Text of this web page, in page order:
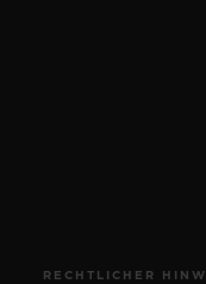
RECHTLICHER